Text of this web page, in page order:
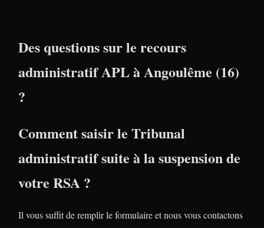
Des questions sur le recours
administratif APL à Angoulême (16)
?
Comment saisir le Tribunal
administratif suite à la suspension de
votre RSA ?
Il vous suffit de remplir le formulaire et nous vous contactons